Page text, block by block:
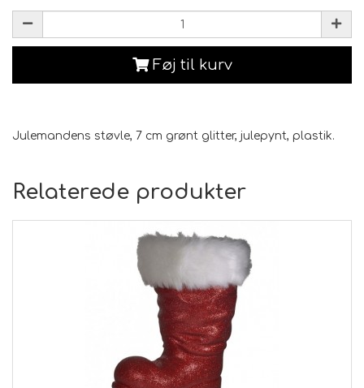
Føj til kurv
Julemandens støvle, 7 cm grønt glitter, julepynt, plastik.
Relaterede produkter